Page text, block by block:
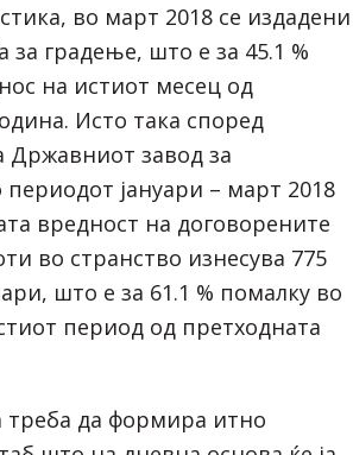
во март 2018 се издадени
за градење, што е за 45.1 %
на истиот месец од
Исто така според
Државниот завод за
периодот јануари – март 2018
вредност на договорените
во странство изнесува 775
што е за 61.1 % помалку во
период од претходната
треба да формира итно